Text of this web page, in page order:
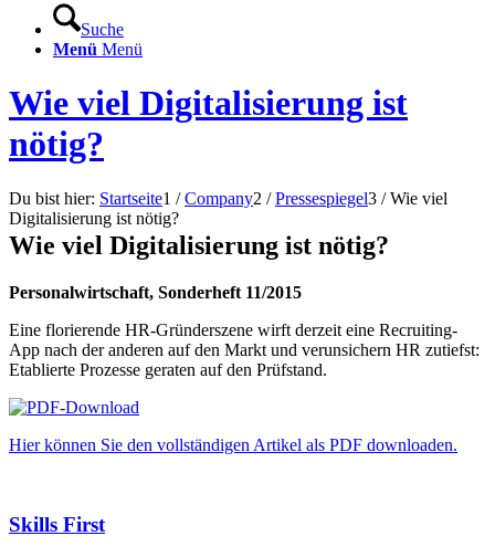
Suche
Menü Menü
Wie viel Digitalisierung ist
nötig?
Du bist hier: Startseite1 / Company2 / Pressespiegel3 / Wie viel
Digitalisierung ist nötig?
Wie viel Digitalisierung ist nötig?
Personalwirtschaft, Sonderheft 11/2015
Eine florierende HR-Gründerszene wirft derzeit eine Recruiting-
App nach der anderen auf den Markt und verunsichern HR zutiefst:
Etablierte Prozesse geraten auf den Prüfstand.
Hier können Sie den vollständigen Artikel als PDF downloaden.
Skills First